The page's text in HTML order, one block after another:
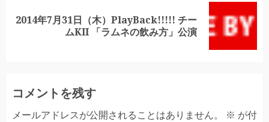
Next
2014年7月31日（木）PlayBack!!!!! チー
ムKII 「ラムネの飲み方」公演
コメントを残す
メールアドレスが公開されることはありません。 ※ が付